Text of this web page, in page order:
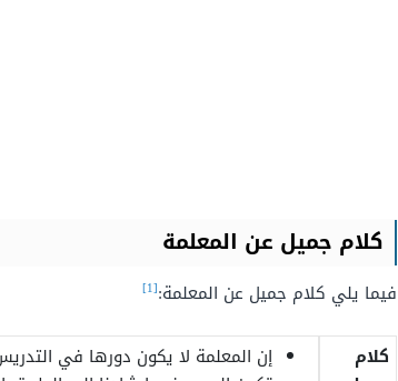
كلام جميل عن المعلمة
فيما يلي كلام جميل عن المعلمة:[1]
كلام
إن المعلمة لا يكون دورها في